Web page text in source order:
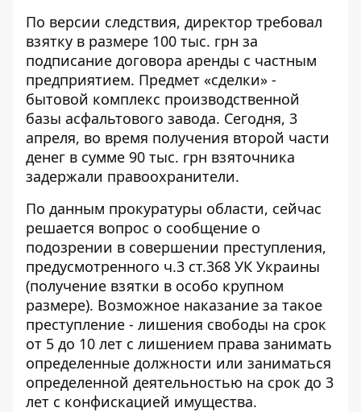
По версии следствия, директор требовал
взятку в размере 100 тыс. грн за
подписание договора аренды с частным
предприятием. Предмет «сделки» -
бытовой комплекс производственной
базы асфальтового завода. Сегодня, 3
апреля, во время получения второй части
денег в сумме 90 тыс. грн взяточника
задержали правоохранители.
По данным прокуратуры области, сейчас
решается вопрос о сообщение о
подозрении в совершении преступления,
предусмотренного ч.3 ст.368 УК Украины
(получение взятки в особо крупном
размере). Возможное наказание за такое
преступление - лишения свободы на срок
от 5 до 10 лет с лишением права занимать
определенные должности или заниматься
определенной деятельностью на срок до 3
лет с конфискацией имущества.